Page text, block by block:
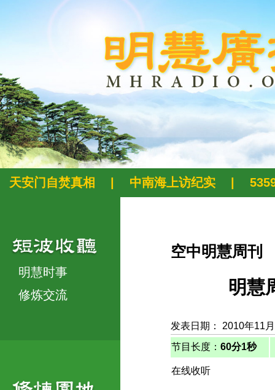
天安门自焚真相 中南海上访纪实
明慧时事
修炼交流
空中明慧周刊
明慧
发表日期： 2010年11
节目长度： 60分1秒
在线收听